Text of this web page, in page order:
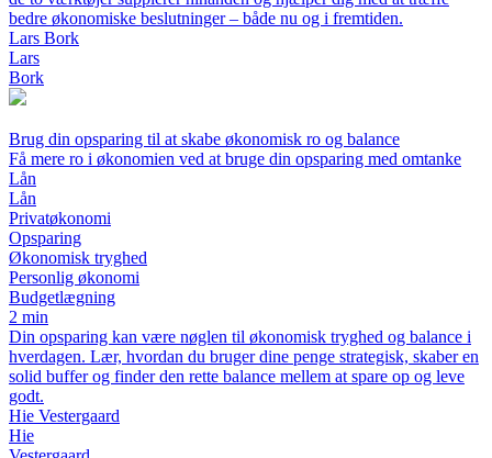
bedre økonomiske beslutninger – både nu og i fremtiden.
Lars Bork
Lars
Bork
Brug din opsparing til at skabe økonomisk ro og balance
Få mere ro i økonomien ved at bruge din opsparing med omtanke
Lån
Lån
Privatøkonomi
Opsparing
Økonomisk tryghed
Personlig økonomi
Budgetlægning
2 min
Din opsparing kan være nøglen til økonomisk tryghed og balance i
hverdagen. Lær, hvordan du bruger dine penge strategisk, skaber en
solid buffer og finder den rette balance mellem at spare op og leve
godt.
Hie Vestergaard
Hie